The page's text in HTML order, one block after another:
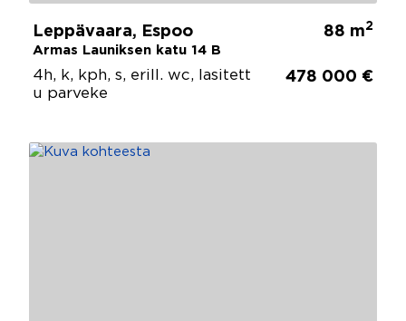
Leppävaara, Espoo
Armas Launiksen katu 14 B
88 m2
4h, k, kph, s, erill. wc, lasitett
u parveke
478 000 €